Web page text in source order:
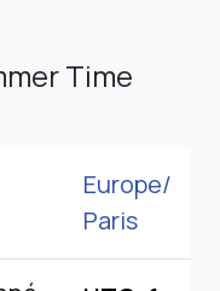
Time
Europe/
Paris